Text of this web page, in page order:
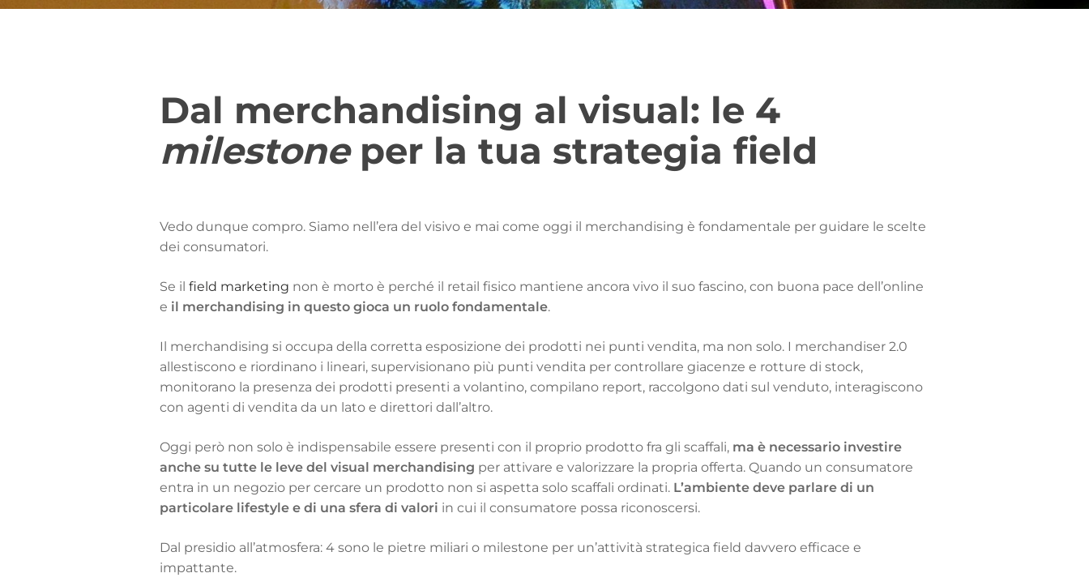
Dal merchandising al visual: le 4
milestoneper la tua strategia field
Vedo dunque compro. Siamo nell’era del visivo e mai come oggi il merchandising è fondamentale per guidare le scelte
dei consumatori.
Se ilfield marketing non è morto è perché il retail fisico mantiene ancora vivo il suo fascino, con buona pace dell’online
e il merchandising in questo gioca un ruolo fondamentale.
Il merchandising si occupa della corretta esposizione dei prodotti nei punti vendita, ma non solo. I merchandiser2.0
allestiscono e riordinano i lineari, supervisionano più punti vendita per controllare giacenze e rotture di stock,
monitorano la presenza dei prodotti presenti a volantino, compilano report, raccolgono dati sul venduto, interagiscono
con agenti di vendita da un lato e direttori dall’altro.
Oggi però non solo è indispensabile essere presenti con il proprio prodotto fra gli scaffali, ma è necessario investire
anche su tutte le leve del visual merchandising per attivare e valorizzare la propria offerta. Quando un consumatore
entra in un negozio per cercare un prodotto non si aspetta solo scaffali ordinati. L’ambiente deve parlare di un
particolare lifestyle e di una sfera di valori in cui il consumatore possa riconoscersi.
Dal presidio all’atmosfera: 4 sono le pietre miliari o milestone per un’attività strategica field davvero efficace e
impattante.